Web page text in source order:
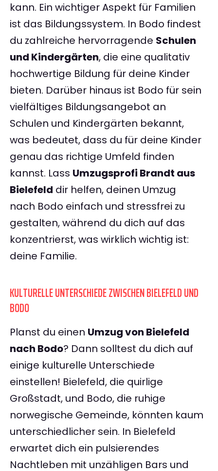
kann. Ein wichtiger Aspekt für Familien
ist das Bildungssystem. In Bodo findest
du zahlreiche hervorragende Schulen
und Kindergärten, die eine qualitativ
hochwertige Bildung für deine Kinder
bieten. Darüber hinaus ist Bodo für sein
vielfältiges Bildungsangebot an
Schulen und Kindergärten bekannt,
was bedeutet, dass du für deine Kinder
genau das richtige Umfeld finden
kannst. Lass Umzugsprofi Brandt aus
Bielefeld dir helfen, deinen Umzug
nach Bodo einfach und stressfrei zu
gestalten, während du dich auf das
konzentrierst, was wirklich wichtig ist:
deine Familie.
KULTURELLE UNTERSCHIEDE ZWISCHEN BIELEFELD UND
BODO
Planst du einen Umzug von Bielefeld
nach Bodo? Dann solltest du dich auf
einige kulturelle Unterschiede
einstellen! Bielefeld, die quirlige
Großstadt, und Bodo, die ruhige
norwegische Gemeinde, könnten kaum
unterschiedlicher sein. In Bielefeld
erwartet dich ein pulsierendes
Nachtleben mit unzähligen Bars und